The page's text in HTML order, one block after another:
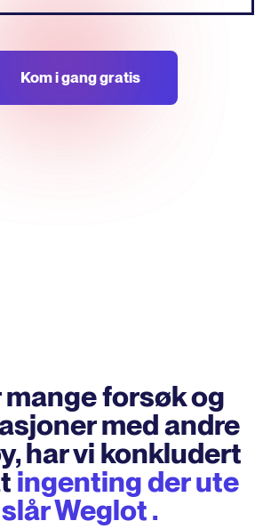
Kom i gang gratis
forsøk og
med andre
har vi konkludert
ingenting der ute
slår Weglot .